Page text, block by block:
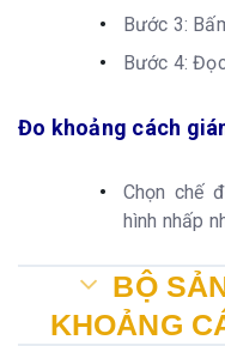
Bước 3:
Bước 4:
Đo khoảng cách
Chọn chế
hình nhấp
BỘ
KHOẢNG